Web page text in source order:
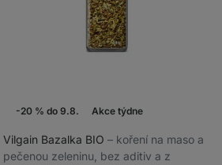
-20 % do 9.8. Akce týdne
Vilgain Bazalka BIO ⁠–⁠ koření na maso a
pečenou zeleninu, bez aditiv a z